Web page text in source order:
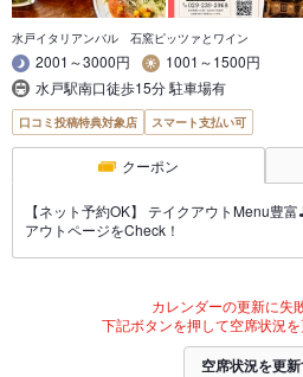
水戸イタリアンバル 石窯ピッツァとワイン
2001～3000円
1001～1500円
水戸駅南口徒歩15分 駐車場有
口コミ投稿特典対象店 スマート支払い可
クーポン
【ネット予約OK】 テイクアウトMenu豊
アウトページをCheck！
カレンダーの更新に失
下記ボタンを押して空席状況を
空席状況を更